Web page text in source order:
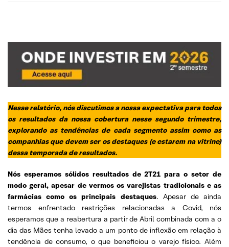
Nesse relatório, nós discutimos a nossa expectativa para todos
os resultados da nossa cobertura nesse segundo trimestre,
explorando as tendências de cada segmento assim como as
companhias que devem ser os destaques (e estarem na vitrine)
dessa temporada de resultados.
Nós esperamos sólidos resultados de 2T21 para o setor de
modo geral, apesar de vermos os varejistas tradicionais e as
farmácias como os principais destaques. Apesar de ainda
termos enfrentado restrições relacionadas a Covid, nós
esperamos que a reabertura a partir de Abril combinada com a o
dia das Mães tenha levado a um ponto de inflexão em relação à
tendência de consumo, o que beneficiou o varejo físico. Além